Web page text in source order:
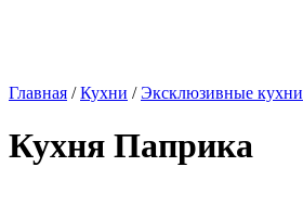
Главная /Кухни /Эксклюзивные кухни
Кухня Паприка